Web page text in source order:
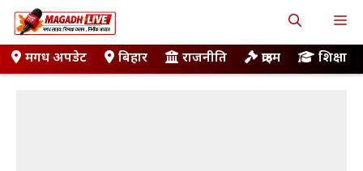
Skip
to
contentमगध अपडेट बिहार राजनीति क्राइम शिक्षा